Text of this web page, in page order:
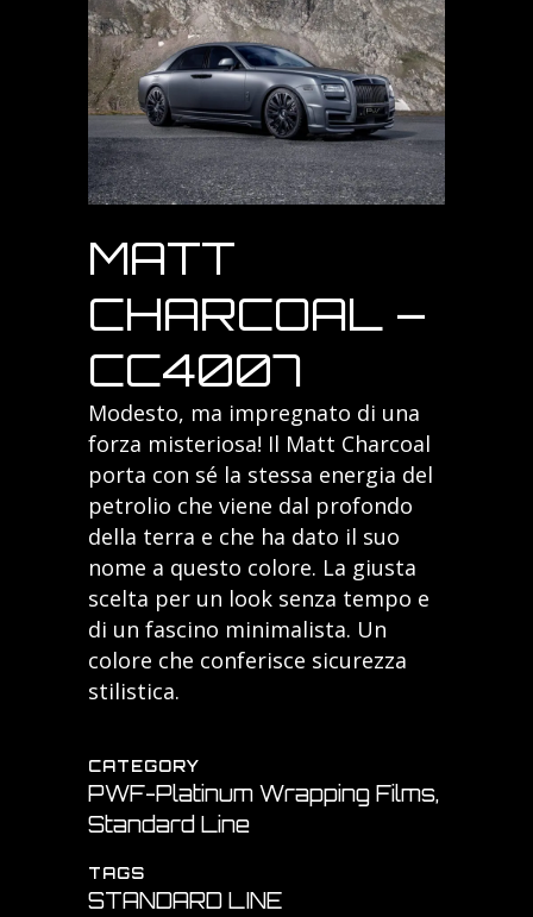
MATT
CHARCOAL –
CC4007
Modesto, ma impregnato di una
forza misteriosa! Il Matt Charcoal
porta con sé la stessa energia del
petrolio che viene dal profondo
della terra e che ha dato il suo
nome a questo colore. La giusta
scelta per un look senza tempo e
di un fascino minimalista. Un
colore che conferisce sicurezza
stilistica.
CATEGORY
PWF-Platinum Wrapping Films,
Standard Line
TAGS
STANDARD LINE